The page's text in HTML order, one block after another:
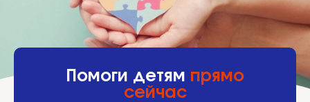
Помоги детям прямо
сейчас